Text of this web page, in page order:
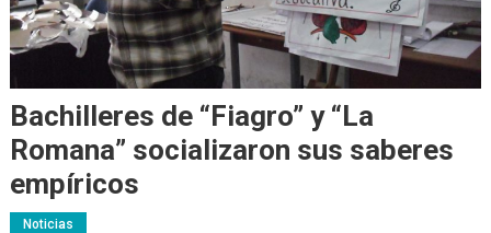
Bachilleres de “Fiagro” y “La
Romana” socializaron sus saberes
empíricos
Noticias